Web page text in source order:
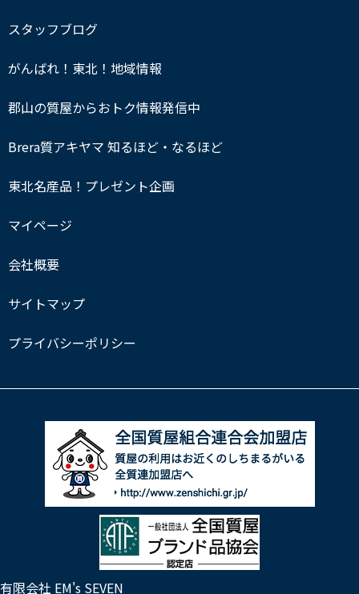
スタッフブログ
がんばれ！東北！地域情報
郡山の質屋からおトク情報発信中
Brera質アキヤマ 知るほど・なるほど
東北名産品！プレゼント企画
マイページ
会社概要
サイトマップ
プライバシーポリシー
有限会社 EM's SEVEN